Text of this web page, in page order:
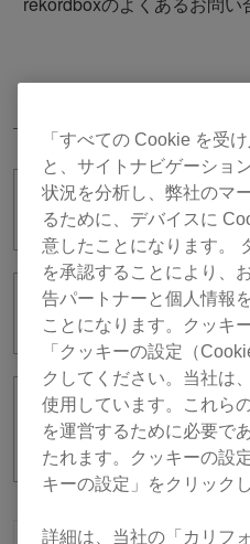
Lyric機能終了について
rekordbox lyricが使え
ビデオ機能はLyric機能
か？
「すべての Cookie を受
と、サイトナビゲーショ
状況を分析し、弊社のマ
るために、デバイスに
意したことになります。
を承認することにより、
告パートナーと個人情報
ことになります。クッキ
「クッキーの設定（
クしてください。当社は
使用しています。これら
を運営するために必要で
たれます。クッキーの設
キーの設定」をクリック
詳細は、当社の「カリフ